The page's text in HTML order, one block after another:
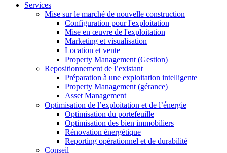
Services
Mise sur le marché de nouvelle construction
Configuration pour l'exploitation
Mise en œuvre de l'exploitation
Marketing et visualisation
Location et vente
Property Management (Gestion)
Repositionnement de l’existant
Préparation à une exploitation intelligente
Property Management (gérance)
Asset Management
Optimisation de l’exploitation et de l’énergie
Optimisation du portefeuille
Optimisation des bien immobiliers
Rénovation énergétique
Reporting opérationnel et de durabilité
Conseil